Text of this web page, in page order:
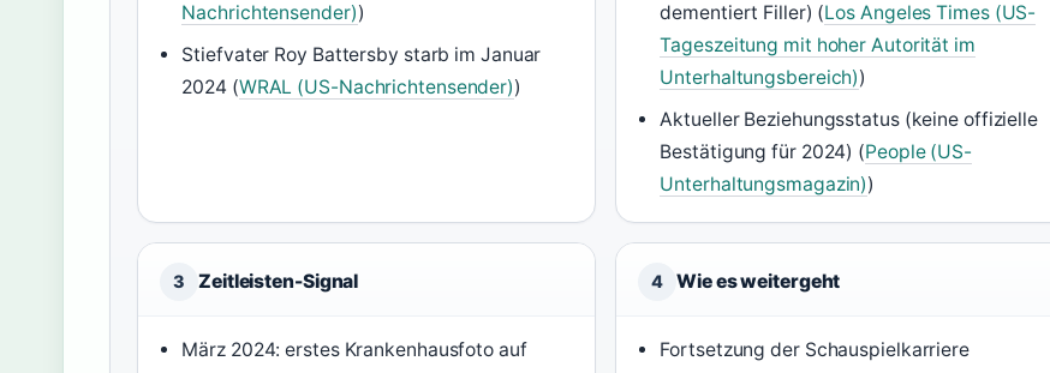
Nachrichtensender))
Stiefvater Roy Battersby starb im Januar
2024 (WRAL (US-Nachrichtensender))
dementiert Filler) (Los Angeles Times (US-
Tageszeitung mit hoher Autorität im
Unterhaltungsbereich))
Aktueller Beziehungsstatus (keine offizielle
Bestätigung für 2024) (People (US-
Unterhaltungsmagazin))
3 Zeitleisten-Signal
März 2024: erstes Krankenhausfoto auf
4 Wie es weitergeht
Fortsetzung der Schauspielkarriere